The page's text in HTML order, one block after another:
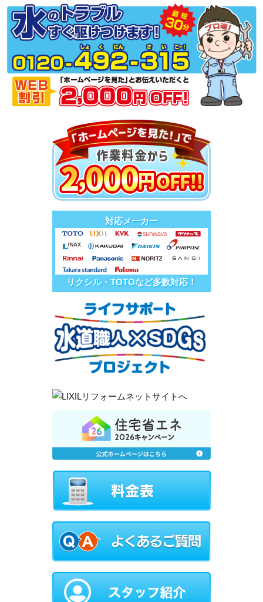
対応メーカー
リクシル・TOTOなど多数対応！